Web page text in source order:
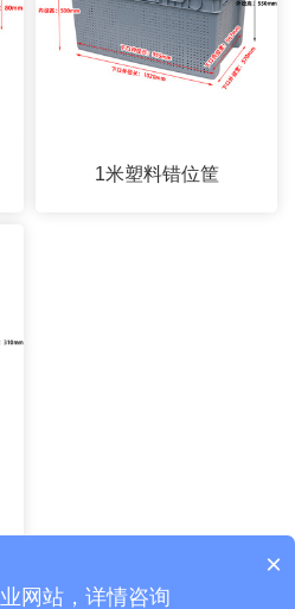
1米塑料错位筐
×
网站，详情咨询